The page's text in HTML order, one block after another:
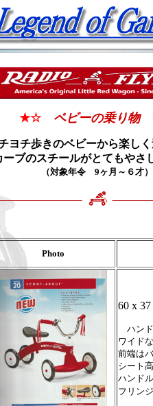
★☆ ベビーの乗り物
ヨチ歩きのベビーから楽しく
ーブのスチールがとてもやさ
（対象年令 9ヶ月～６才）
Photo
60 x 37
ハンド
ワイド
前端は
シート
ハンド
フリン